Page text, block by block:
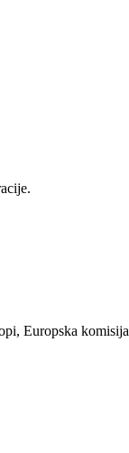
Europska